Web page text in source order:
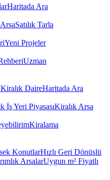
Haritada Ara
ArsaSatılık Tarla
Yeni Projeler
Uzman
DaireHaritada Ara
İş Yeri PiyasasıKiralık Arsa
Kiralama
KonutlarHızlı Geri Dönüşlü
ArsalarUygun m² Fiyatlı